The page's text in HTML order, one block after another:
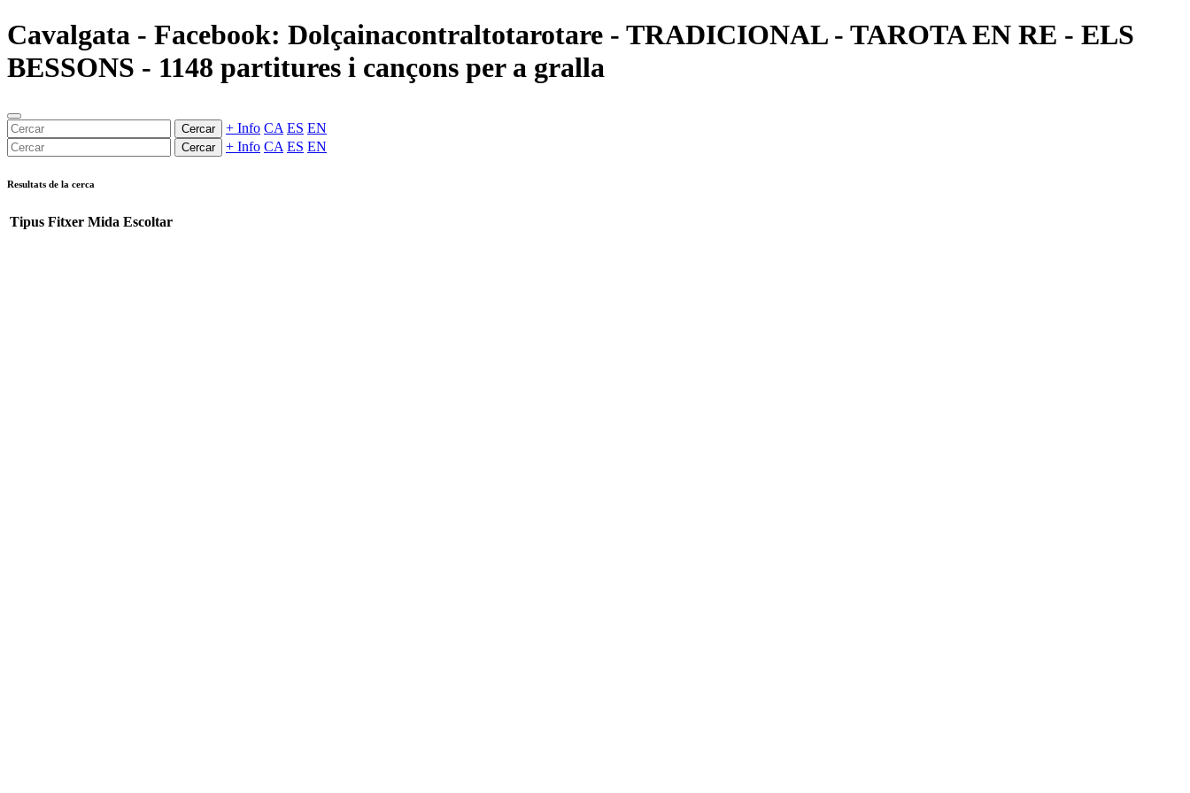
Cavalgata - Facebook: Dolçainacontraltotarotare - TRADICIONAL - TAROTA EN RE - ELS
BESSONS - 1148 partitures i cançons per a gralla
Cercar + Info CA ES EN
Cercar + Info CA ES EN
Resultats de la cerca
Tipus Fitxer Mida Escoltar